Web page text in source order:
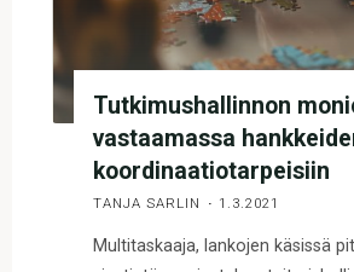
panic?
"
Tutkimushallinnon
vastaamassa
koordinaatiotarpeisiin
TANJA SARLIN 1.3.2021
Multitaskaaja, lankojen käsissä